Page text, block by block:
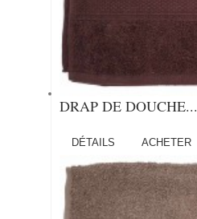
DRAP DE DOUCHE...
DÉTAILS ACHETER